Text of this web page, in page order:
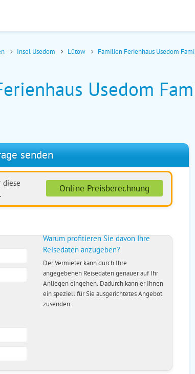
Insel Usedom Lütow Familien Ferienhaus Usedom
Usedom
senden
diese
Online Preisberechnung
Warum profitieren Sie davon Ihre
Reisedaten anzugeben?
Der Vermieter kann durch Ihre
angegebenen Reisedaten genauer auf Ihr
Anliegen eingehen. Dadurch kann er Ihnen
ein speziell für Sie ausgerichtetes Angebot
zusenden.